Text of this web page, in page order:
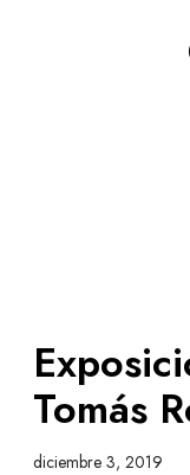
Tomás
diciembre 3, 2019